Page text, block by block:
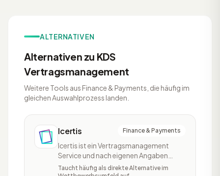
ALTERNATIVEN
Alternativen zu KDS
Vertragsmanagement
Weitere Tools aus Finance & Payments, die häufig im
gleichen Auswahlprozess landen.
Icertis Finance & Payments
Icertis ist ein Vertragsmanagement
Service und nach eigenen Angaben
Marktführer im Bereich CLM (Contract
Taucht häufig als direkte Alternative im